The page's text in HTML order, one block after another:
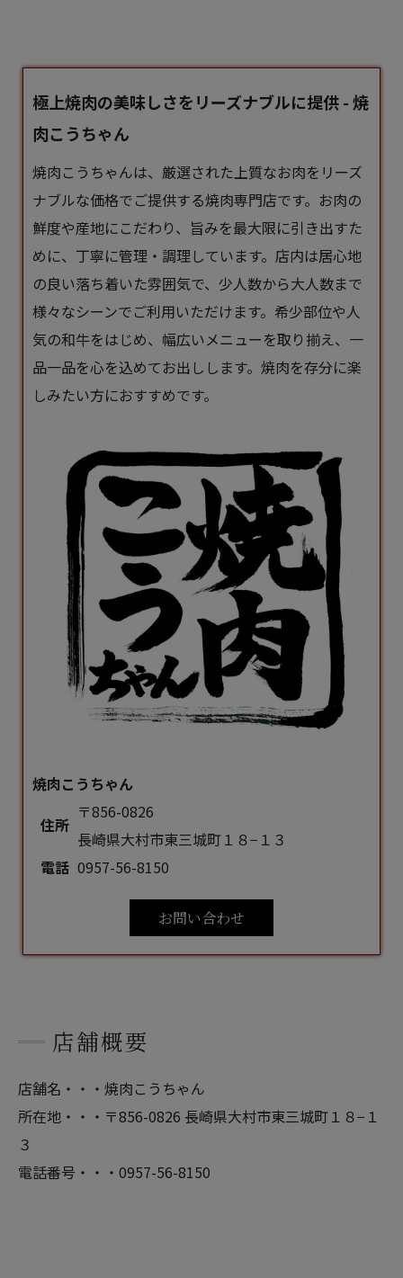
極上焼肉の美味しさをリーズナブルに提供 - 焼
肉こうちゃん
焼肉こうちゃんは、厳選された上質なお肉をリーズ
ナブルな価格でご提供する焼肉専門店です。お肉の
鮮度や産地にこだわり、旨みを最大限に引き出すた
めに、丁寧に管理・調理しています。店内は居心地
の良い落ち着いた雰囲気で、少人数から大人数まで
様々なシーンでご利用いただけます。希少部位や人
気の和牛をはじめ、幅広いメニューを取り揃え、一
品一品を心を込めてお出しします。焼肉を存分に楽
しみたい方におすすめです。
焼肉こうちゃん
住所
〒856-0826
長崎県大村市東三城町１８−１３
電話 0957-56-8150
お問い合わせ
店舗概要
店舗名・・・焼肉こうちゃん
所在地・・・〒856-0826 長崎県大村市東三城町１８−１
３
電話番号・・・0957-56-8150